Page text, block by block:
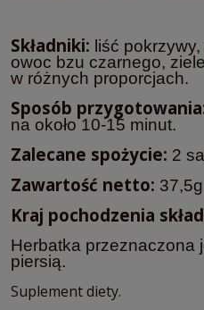
Składniki: liść
owoc bzu czarnego,
w różnych proporcjach.
Sposób
na około 10-15 minut.
Zalecane spożycie: 2
Zawartość netto:
Kraj pochodzenia
Herbatka przeznaczona
piersią.
Suplement diety.